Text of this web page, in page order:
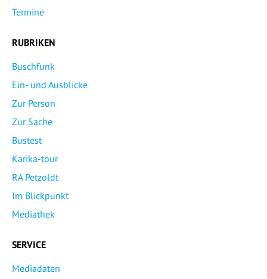
Termine
RUBRIKEN
Buschfunk
Ein- und Ausblicke
Zur Person
Zur Sache
Bustest
Karika-tour
RA Petzoldt
Im Blickpunkt
Mediathek
SERVICE
Mediadaten